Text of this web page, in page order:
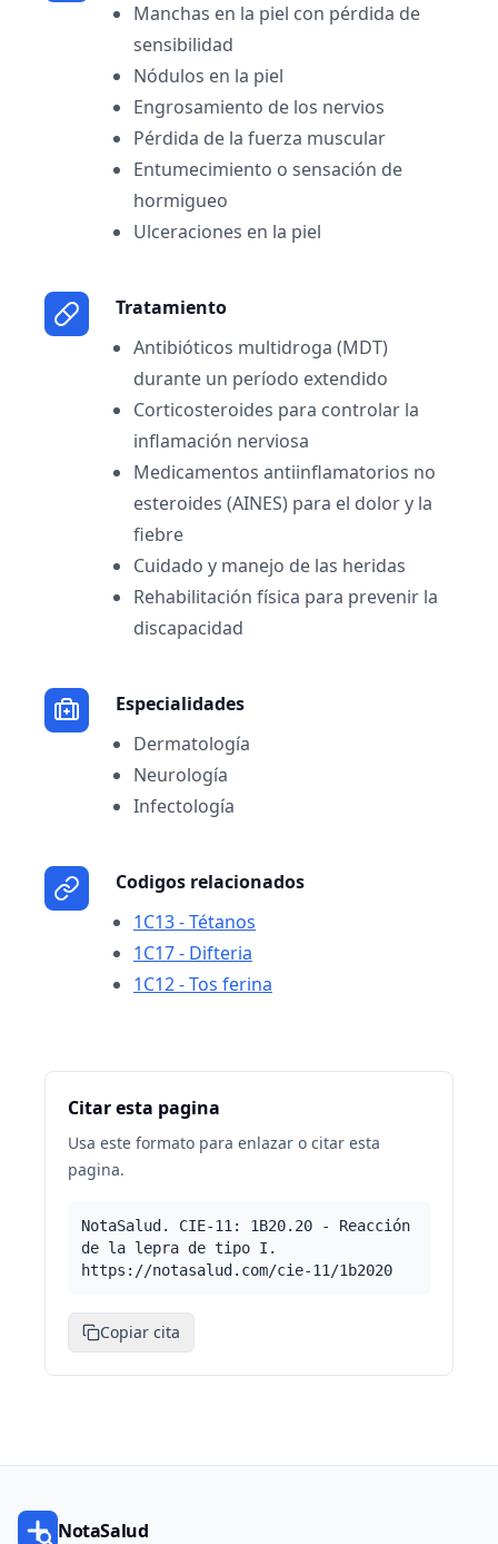
Manchas en la piel con pérdida de
sensibilidad
Nódulos en la piel
Engrosamiento de los nervios
Pérdida de la fuerza muscular
Entumecimiento o sensación de
hormigueo
Ulceraciones en la piel
Tratamiento
Antibióticos multidroga (MDT)
durante un período extendido
Corticosteroides para controlar la
inflamación nerviosa
Medicamentos antiinflamatorios no
esteroides (AINES) para el dolor y la
fiebre
Cuidado y manejo de las heridas
Rehabilitación física para prevenir la
discapacidad
Especialidades
Dermatología
Neurología
Infectología
Codigos relacionados
1C13 - Tétanos
1C17 - Difteria
1C12 - Tos ferina
Citar esta pagina
Usa este formato para enlazar o citar esta
pagina.
NotaSalud. CIE-11: 1B20.20 - Reacción
de la lepra de tipo I.
https://notasalud.com/cie-11/1b2020
Copiar cita
NotaSalud